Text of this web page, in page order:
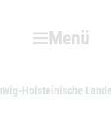
Menü
Holsteinische